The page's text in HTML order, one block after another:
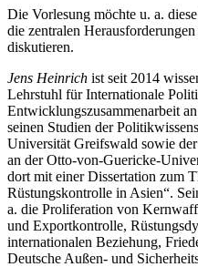
Die Vorlesung möchte u. a.
die zentralen
diskutieren.
Jens Heinrich ist seit 2014
Lehrstuhl für Internationale
Entwicklungszusammenarbeit
seinen Studien der
Universität Greifswald sowie
an der Otto-von-Guericke-
dort mit einer Dissertation zum
Rüstungskontrolle in Asien“.
a. die Proliferation von
und Exportkontrolle,
internationalen Beziehung,
Deutsche Außen- und